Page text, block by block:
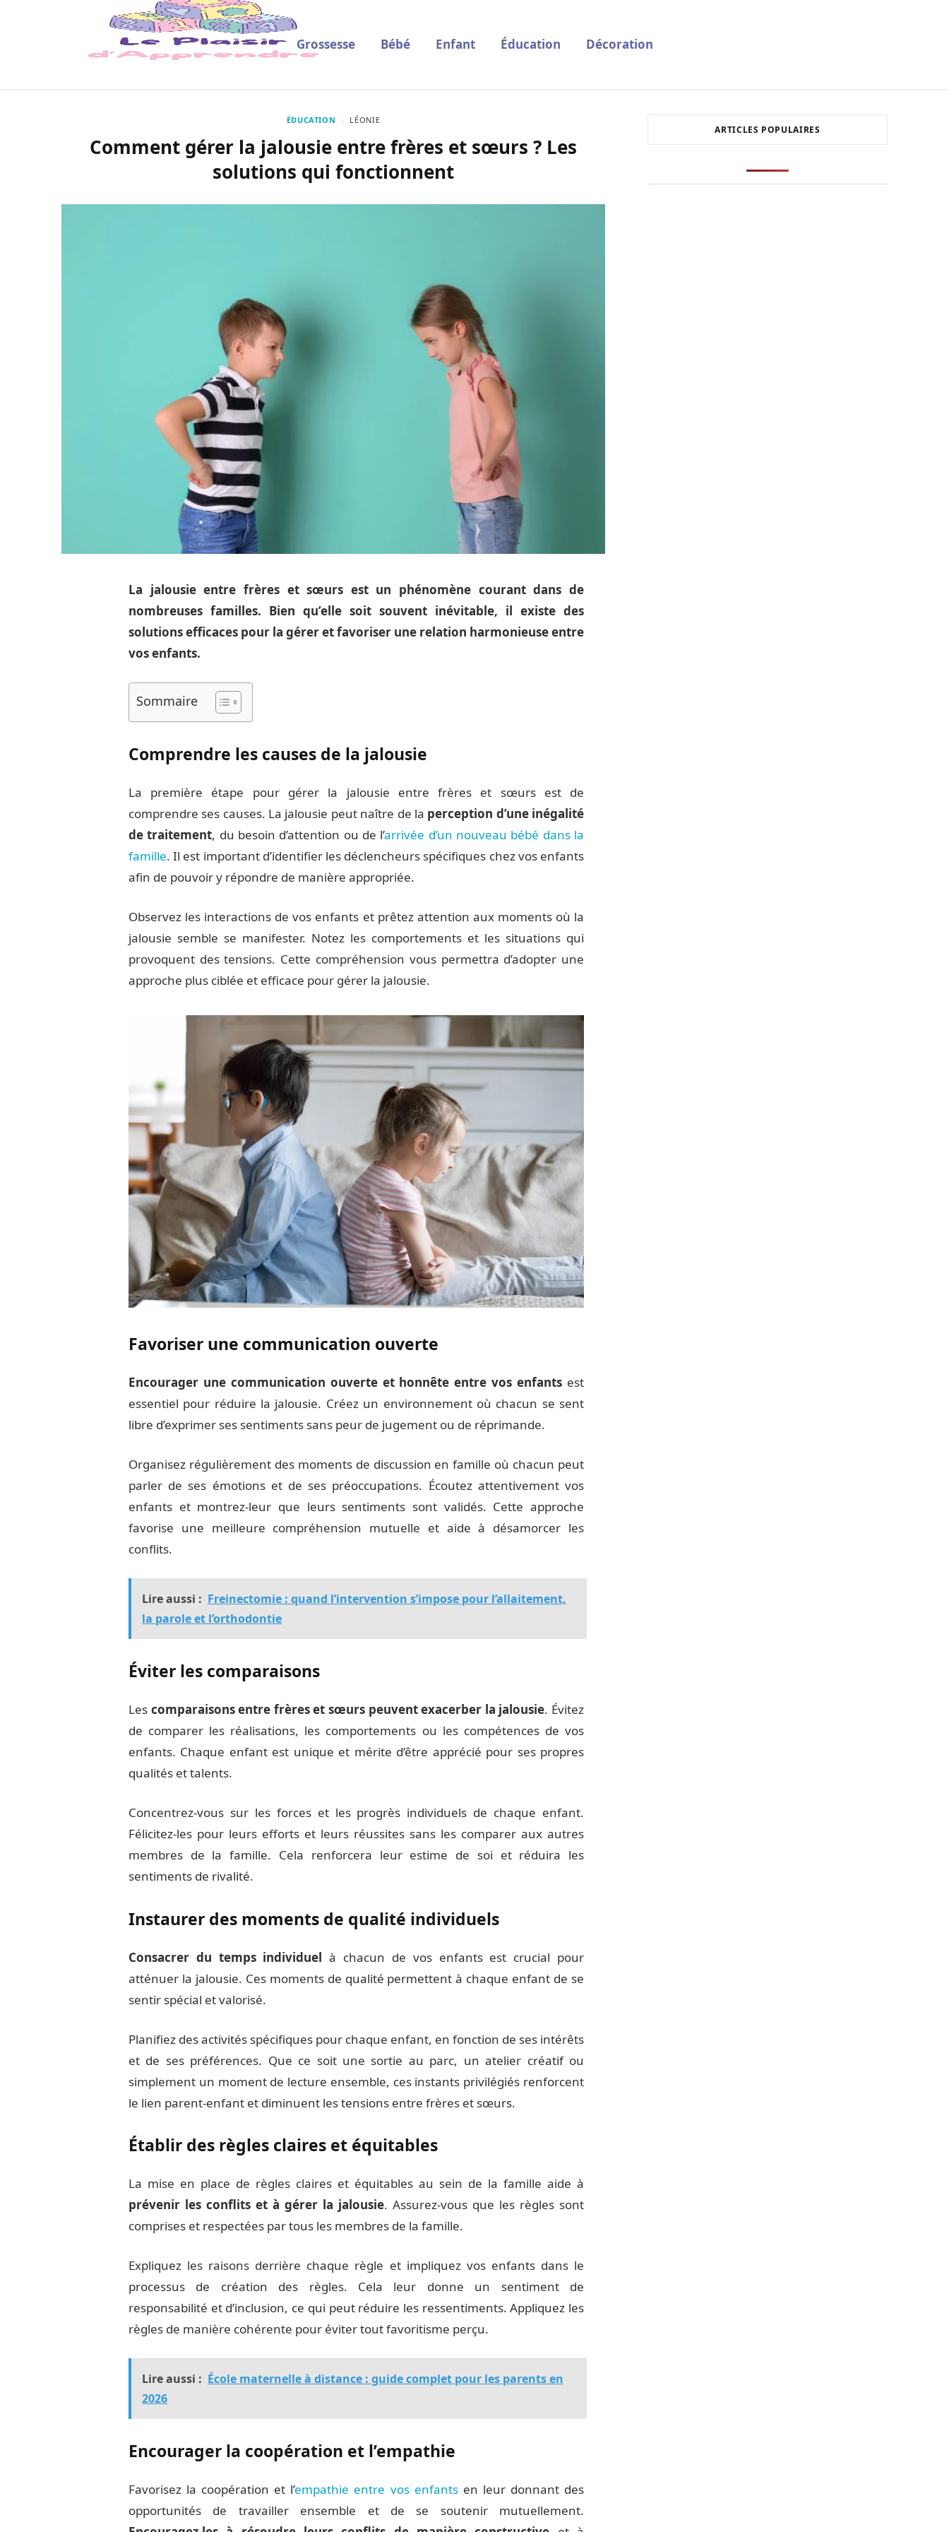
Grossesse Bébé Enfant Éducation Décoration
ÉDUCATION LÉONIE
Comment gérer la jalousie entre frères et sœurs ? Les
solutions qui fonctionnent
La jalousie entre frères et sœurs est un phénomène courant dans de
nombreuses familles. Bien qu’elle soit souvent inévitable, il existe des
solutions efficaces pour la gérer et favoriser une relation harmonieuse entre
vos enfants.
Sommaire
Comprendre les causes de la jalousie
La première étape pour gérer la jalousie entre frères et sœurs est de
comprendre ses causes. La jalousie peut naître de la perception d’une inégalité
de traitement, du besoin d’attention ou de l’arrivée d’un nouveau bébé dans la
famille. Il est important d’identifier les déclencheurs spécifiques chez vos enfants
afin de pouvoir y répondre de manière appropriée.
Observez les interactions de vos enfants et prêtez attention aux moments où la
jalousie semble se manifester. Notez les comportements et les situations qui
provoquent des tensions. Cette compréhension vous permettra d’adopter une
approche plus ciblée et efficace pour gérer la jalousie.
Favoriser une communication ouverte
Encourager une communication ouverte et honnête entre vos enfants est
essentiel pour réduire la jalousie. Créez un environnement où chacun se sent
libre d’exprimer ses sentiments sans peur de jugement ou de réprimande.
Organisez régulièrement des moments de discussion en famille où chacun peut
parler de ses émotions et de ses préoccupations. Écoutez attentivement vos
enfants et montrez-leur que leurs sentiments sont validés. Cette approche
favorise une meilleure compréhension mutuelle et aide à désamorcer les
conflits.
Lire aussi : Freinectomie : quand l’intervention s’impose pour l’allaitement,
la parole et l’orthodontie
Éviter les comparaisons
Les comparaisons entre frères et sœurs peuvent exacerber la jalousie. Évitez
de comparer les réalisations, les comportements ou les compétences de vos
enfants. Chaque enfant est unique et mérite d’être apprécié pour ses propres
qualités et talents.
Concentrez-vous sur les forces et les progrès individuels de chaque enfant.
Félicitez-les pour leurs efforts et leurs réussites sans les comparer aux autres
membres de la famille. Cela renforcera leur estime de soi et réduira les
sentiments de rivalité.
Instaurer des moments de qualité individuels
Consacrer du temps individuel à chacun de vos enfants est crucial pour
atténuer la jalousie. Ces moments de qualité permettent à chaque enfant de se
sentir spécial et valorisé.
Planifiez des activités spécifiques pour chaque enfant, en fonction de ses intérêts
et de ses préférences. Que ce soit une sortie au parc, un atelier créatif ou
simplement un moment de lecture ensemble, ces instants privilégiés renforcent
le lien parent-enfant et diminuent les tensions entre frères et sœurs.
Établir des règles claires et équitables
La mise en place de règles claires et équitables au sein de la famille aide à
prévenir les conflits et à gérer la jalousie. Assurez-vous que les règles sont
comprises et respectées par tous les membres de la famille.
Expliquez les raisons derrière chaque règle et impliquez vos enfants dans le
processus de création des règles. Cela leur donne un sentiment de
responsabilité et d’inclusion, ce qui peut réduire les ressentiments. Appliquez les
règles de manière cohérente pour éviter tout favoritisme perçu.
Lire aussi : École maternelle à distance : guide complet pour les parents en
2026
Encourager la coopération et l’empathie
Favorisez la coopération et l’empathie entre vos enfantsen leur donnant des
opportunités de travailler ensemble et de se soutenir mutuellement.
ARTICLES POPULAIRES